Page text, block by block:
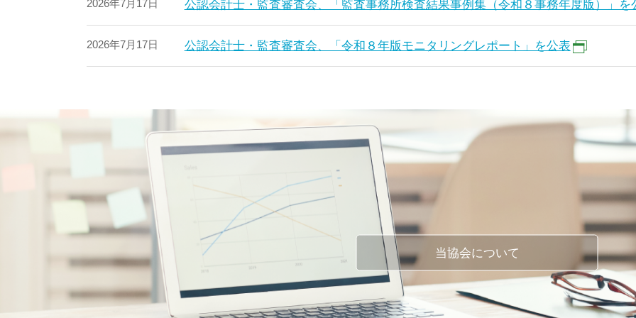
2026年7月17日 公認会計士・監査審査会、「監査事務所検査結果事例集（令和８事務年度版）」を
2026年7月17日 公認会計士・監査審査会、「令和８年版モニタリングレポート」を公表
当協会について